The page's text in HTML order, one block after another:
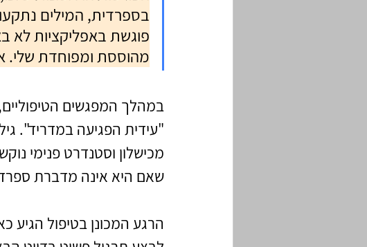
בספרדית, המילים
פוגשת באפליקציות לא
מהוססת ומפוחדת שלי.
במהלך המפגשים
"עידית הפגיעה במדריד".
מכישלון וסטנדרט פנימי
שאם היא אינה מדברת
הרגע המכונן בטיפול